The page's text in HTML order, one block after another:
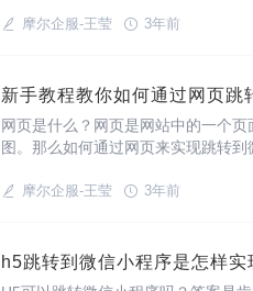
摩尔企服-王莹 3年前
新手教程教你如何通过网页跳
网页是什么？网页是网站中的一个
图。那么如何通过网页来实现跳转到
摩尔企服-王莹 3年前
h5跳转到微信小程序是怎样